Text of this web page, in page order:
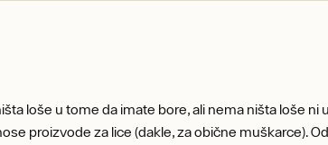
loše u tome da imate bore, ali nema ništa loše ni
proizvode za lice (dakle, za obične muškarce).